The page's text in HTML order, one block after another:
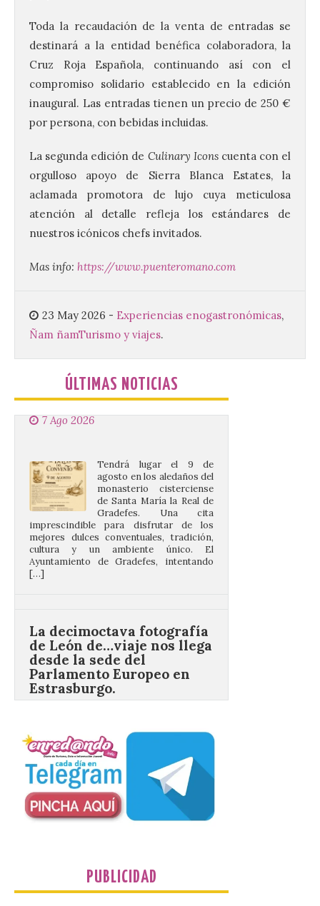
Toda la recaudación de la venta de entradas se
destinará a la entidad benéfica colaboradora, la
Cruz Roja Española, continuando así con el
compromiso solidario establecido en la edición
inaugural. Las entradas tienen un precio de 250 €
por persona, con bebidas incluidas.
La segunda edición de Culinary Iconscuenta con el
orgulloso apoyo de Sierra Blanca Estates, la
aclamada promotora de lujo cuya meticulosa
atención al detalle refleja los estándares de
nuestros icónicos chefs invitados.
Mas info: https://www.puenteromano.com
23 May 2026 - Experiencias enogastronómicas,
Ñam ñamTurismo y viajes.
ÚLTIMAS NOTICIAS
Villadangos recrea la
batalla en el que se
decidió el futuro del Reino
de León
8 Ago 2026
Una de las novedades de
esta edición de la Batalla
de Villadangos es el plato
principal del Menú, un
las brasas in situ durante 5 horas. . Los
días 7, 8 y 9 de este […]
Vuelve la tradicional Feria
de Dulces del Convento a
Gradefes
7 Ago 2026
de Santa María la Real de
Gradefes. Una cita
imprescindible para disfrutar de los
mejores dulces conventuales, tradición,
cultura y un ambiente único. El
Ayuntamiento de Gradefes, intentando
[…]
desde la sede del
Parlamento Europeo en
Estrasburgo.
7 Ago 2026
de…viaje. Una iniciativa
organizado por la sección
juvenil de la Asociación
Enróllate, la Asociación
Conceyu País Llionés y el Diario de
Turismo, Ocio e Información para
jóvenes “Enredando.info”. . La
decimoctava fotografía de León de…viaje
UPL insta a la Junta a
PUBLICIDAD